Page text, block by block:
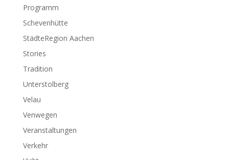
Programm
Schevenhütte
StädteRegion Aachen
Stories
Tradition
Unterstolberg
Velau
Venwegen
Veranstaltungen
Verkehr